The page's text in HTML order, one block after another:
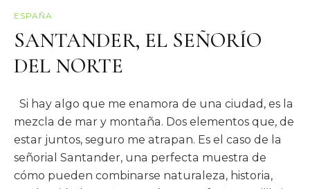
ESPAÑA
SANTANDER, EL SEÑORÍO
DEL NORTE
Si hay algo que me enamora de una ciudad, es la
mezcla de mar y montaña. Dos elementos que, de
estar juntos, seguro me atrapan. Es el caso de la
señorial Santander, una perfecta muestra de
cómo pueden combinarse naturaleza, historia,